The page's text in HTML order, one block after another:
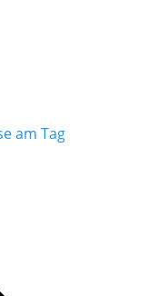
am Tag